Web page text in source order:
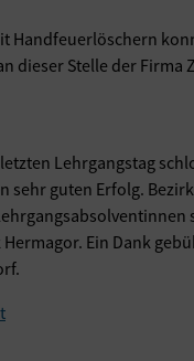
Handfeuerlöschern
dieser Stelle der
Lehrgangstag
sehr guten Erfolg.
Ein Dank